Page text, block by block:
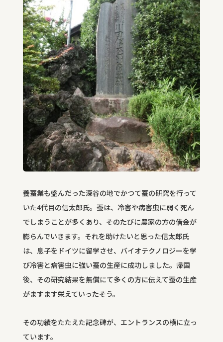
養蚕業も盛んだった深谷の地でかつて蚕の研究を行って
いた4代目の信太郎氏。蚕は、冷害や病害虫に弱く死ん
でしまうことが多くあり、そのたびに農家の方の借金が
膨らんでいきます。それを助けたいと思った信太郎氏
は、息子をドイツに留学させ、バイオテクノロジーを学
び冷害と病害虫に強い蚕の生産に成功しました。帰国
後、その研究結果を無償にて多くの方に伝えて蚕の生産
がますます栄えていったそう。
その功績をたたえた記念碑が、エントランスの横に立っ
ています。